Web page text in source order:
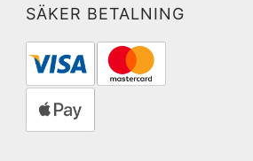
SÄKER BETALNING